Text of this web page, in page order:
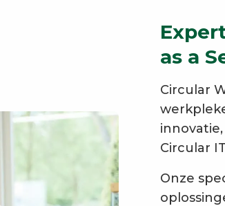
as a
Circular
Circular
Onze